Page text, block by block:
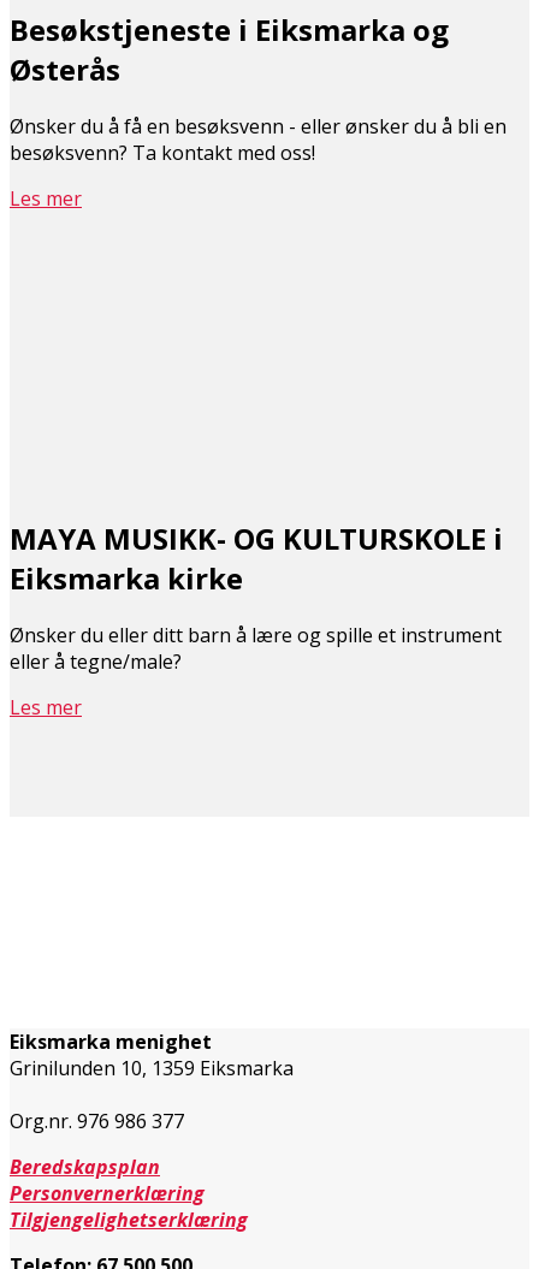
Besøkstjeneste i Eiksmarka og
Østerås
Ønsker du å få en besøksvenn - eller ønsker du å bli en
besøksvenn? Ta kontakt med oss!
Les mer
MAYA MUSIKK- OG KULTURSKOLE i
Eiksmarka kirke
Ønsker du eller ditt barn å lære og spille et instrument
eller å tegne/male?
Les mer
Eiksmarka menighet
Grinilunden 10, 1359 Eiksmarka
Org.nr. 976 986 377
Beredskapsplan
Personvernerklæring
Tilgjengelighetserklæring